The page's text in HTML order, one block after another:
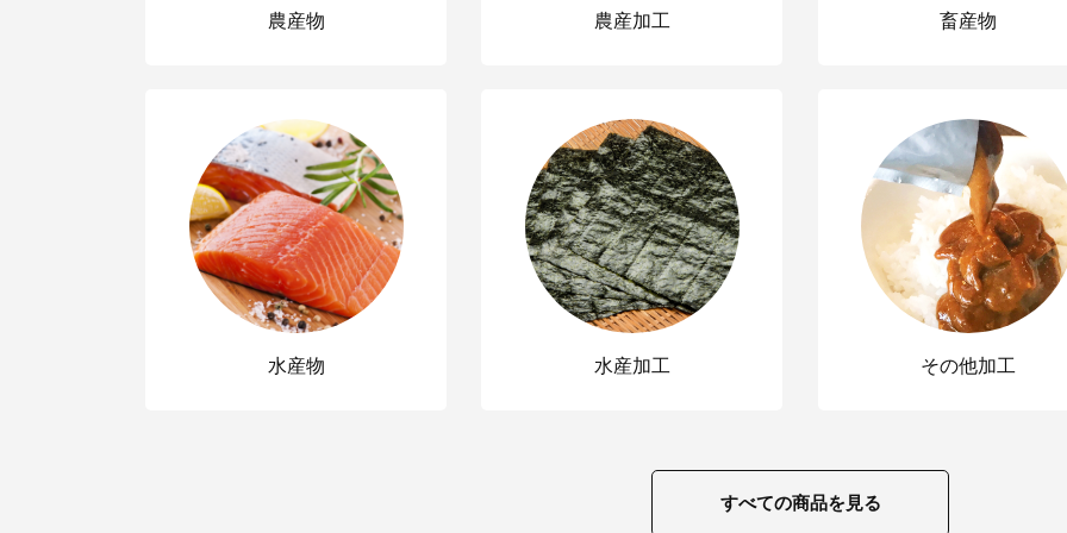
農産物 農産加工 畜産物
水産物 水産加工 その他加工
すべての商品を見る